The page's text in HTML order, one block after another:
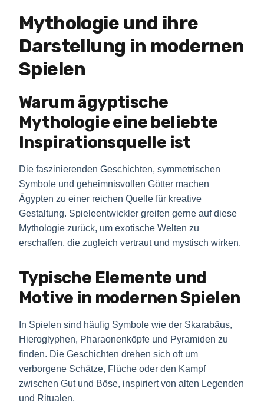
Mythologie und ihre
Darstellung in modernen
Spielen
Warum ägyptische
Mythologie eine beliebte
Inspirationsquelle ist
Die faszinierenden Geschichten, symmetrischen
Symbole und geheimnisvollen Götter machen
Ägypten zu einer reichen Quelle für kreative
Gestaltung. Spieleentwickler greifen gerne auf diese
Mythologie zurück, um exotische Welten zu
erschaffen, die zugleich vertraut und mystisch wirken.
Typische Elemente und
Motive in modernen Spielen
In Spielen sind häufig Symbole wie der Skarabäus,
Hieroglyphen, Pharaonenköpfe und Pyramiden zu
finden. Die Geschichten drehen sich oft um
verborgene Schätze, Flüche oder den Kampf
zwischen Gut und Böse, inspiriert von alten Legenden
und Ritualen.